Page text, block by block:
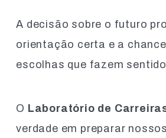
A decisão sobre o futuro
orientação certa e a
escolhas que fazem
O Laboratório de
verdade em preparar